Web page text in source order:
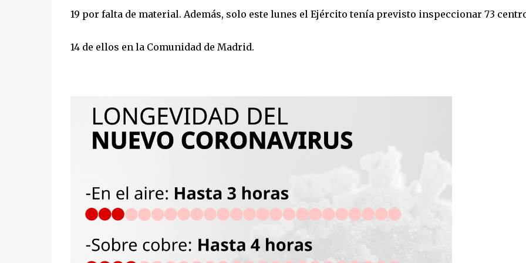
19 por falta de material. Además, solo este lunes el Ejército tenía previsto inspeccionar 73
14 de ellos en la Comunidad de Madrid.